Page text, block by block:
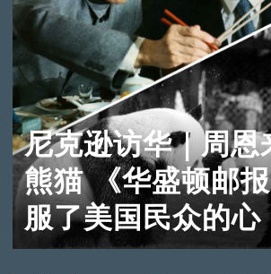
尼克逊访华｜周恩
熊猫 《华盛顿邮
服了美国民众的心